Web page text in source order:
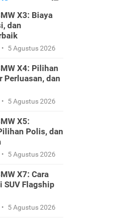
X3: Biaya
dan
• 5 Agustus 2026
X4: Pilihan
Perluasan, dan
• 5 Agustus 2026
X5:
Polis, dan
• 5 Agustus 2026
X7: Cara
Flagship
• 5 Agustus 2026